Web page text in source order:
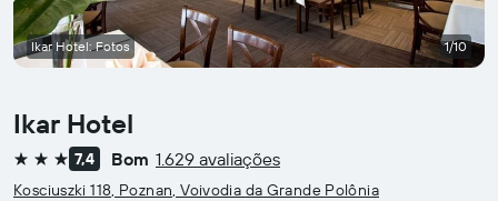
Ikar Hotel
3 estrelas7,4 Bom 1.629 avaliações
Kosciuszki 118, Poznan, Voivodia da Grande Polônia
Ikar Hotel: Fotos 1/10